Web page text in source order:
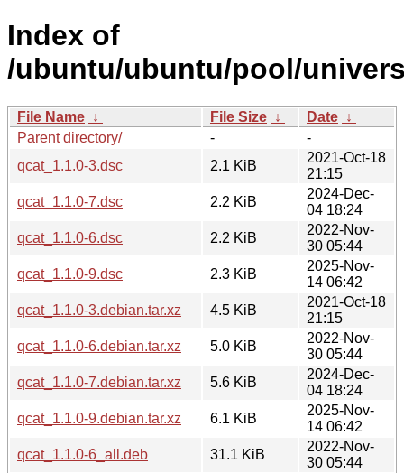
Index of
/ubuntu/ubuntu/pool/
File Name ↓ File Size ↓ Date ↓
Parent directory/
-
-
qcat_1.1.0-3.dsc
2.1 KiB
2021-Oct-18
21:15
qcat_1.1.0-7.dsc
2.2 KiB
2024-Dec-
04 18:24
qcat_1.1.0-6.dsc
2.2 KiB
2022-Nov-
30 05:44
qcat_1.1.0-9.dsc
2.3 KiB
2025-Nov-
14 06:42
qcat_1.1.0-3.debian.tar.xz
4.5 KiB
2021-Oct-18
21:15
qcat_1.1.0-6.debian.tar.xz
5.0 KiB
2022-Nov-
30 05:44
qcat_1.1.0-7.debian.tar.xz
5.6 KiB
2024-Dec-
04 18:24
qcat_1.1.0-9.debian.tar.xz
6.1 KiB
2025-Nov-
14 06:42
qcat_1.1.0-6_all.deb
31.1 KiB
2022-Nov-
30 05:44